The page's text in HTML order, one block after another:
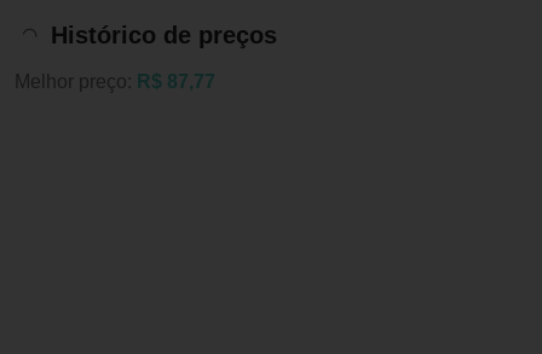
Histórico de preços
Melhor preço: R$ 87,77